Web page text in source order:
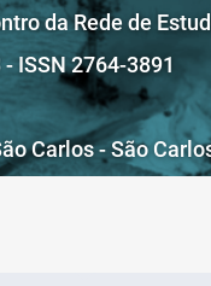
da Rede de
ISSN 2764-3891
Carlos - São